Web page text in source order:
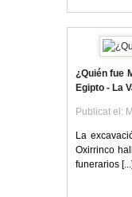
¿Quién fue
Egipto - La
Publicat el:
La
Oxirrinco
funerarios [...]